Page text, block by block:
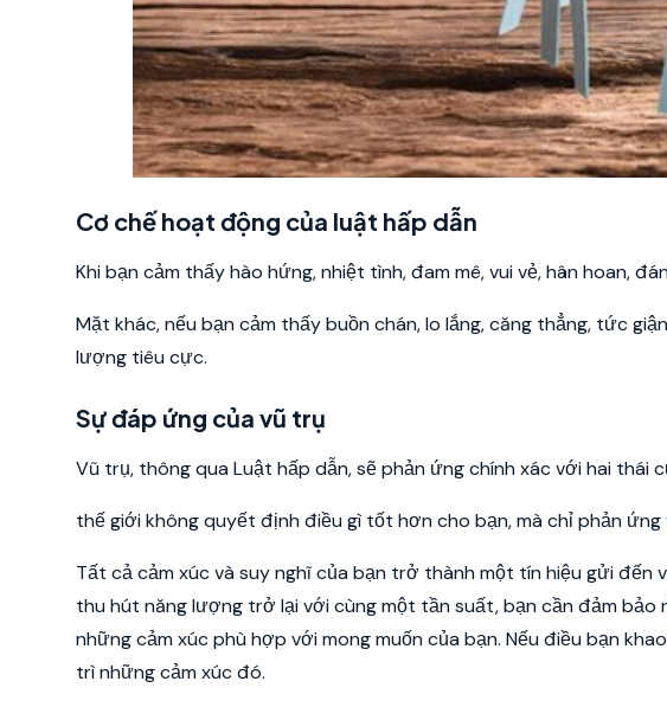
Cơ chế hoạt động của luật hấp dẫn
Khi bạn cảm thấy hào hứng, nhiệt tình, đam mê, vui vẻ, hân hoan,
Mặt khác, nếu bạn cảm thấy buồn chán, lo lắng, căng thẳng, tức
lượng tiêu cực.
Sự đáp ứng của vũ trụ
Vũ trụ, thông qua Luật hấp dẫn, sẽ phản ứng chính xác với hai thái
thế giới không quyết định điều gì tốt hơn cho bạn, mà chỉ phản
Tất cả cảm xúc và suy nghĩ của bạn trở thành một tín hiệu gửi đến
thu hút năng lượng trở lại với cùng một tần suất, bạn cần đảm bảo
những cảm xúc phù hợp với mong muốn của bạn. Nếu điều bạn
trì những cảm xúc đó.